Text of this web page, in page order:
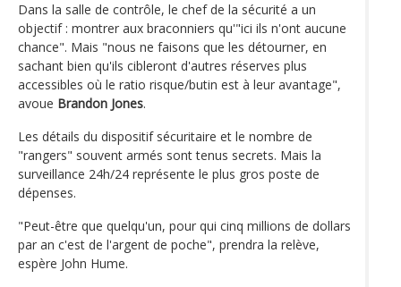
Dans la salle de contrôle, le chef de la sécurité a un
objectif : montrer aux braconniers qu'"ici ils n'ont aucune
chance". Mais "nous ne faisons que les détourner, en
sachant bien qu'ils cibleront d'autres réserves plus
accessibles où le ratio risque/butin est à leur avantage",
avoue Brandon Jones.
Les détails du dispositif sécuritaire et le nombre de
"rangers" souvent armés sont tenus secrets. Mais la
surveillance 24h/24 représente le plus gros poste de
dépenses.
"Peut-être que quelqu'un, pour qui cinq millions de dollars
par an c'est de l'argent de poche", prendra la relève,
espère John Hume.